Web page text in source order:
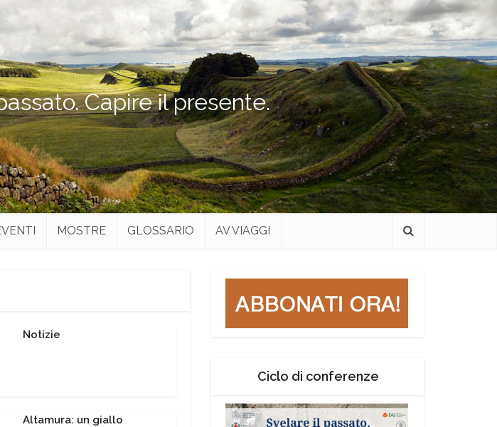
Capire il presente.
MOSTRE GLOSSARIO AV VIAGGI
Notizie
Altamura: un giallo
Ciclo di conferenze